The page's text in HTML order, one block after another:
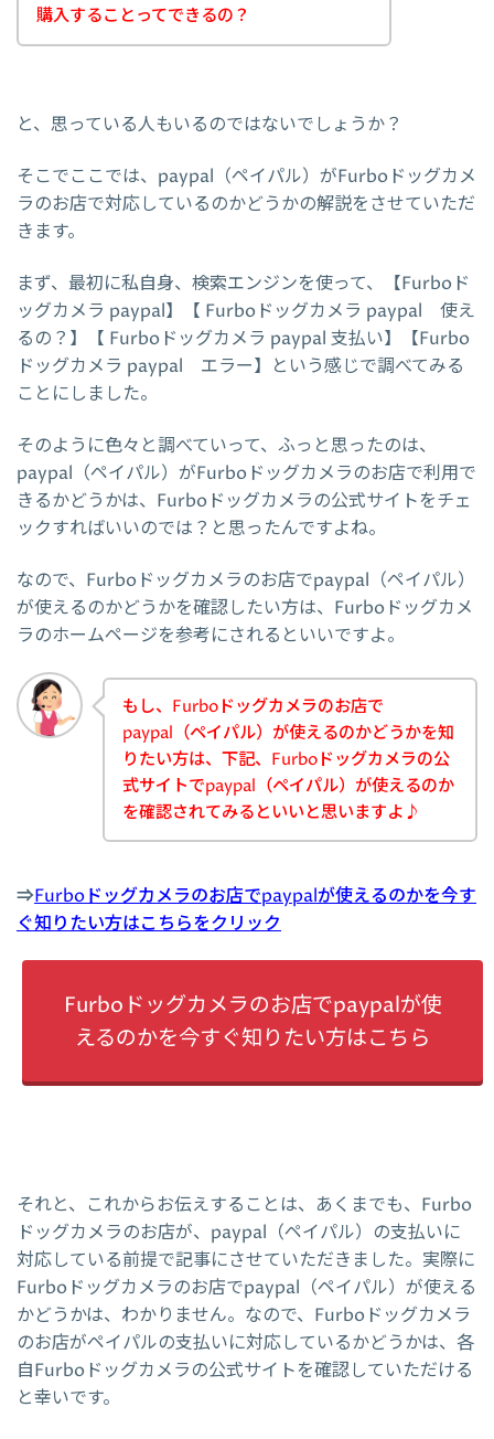
購入することってできるの？
と、思っている人もいるのではないでしょうか？
そこでここでは、paypal（ペイパル）がFurboドッグカメ
ラのお店で対応しているのかどうかの解説をさせていただ
きます。
まず、最初に私自身、検索エンジンを使って、【Furboド
ッグカメラ paypal】【 Furboドッグカメラ paypal 使え
るの？】【 Furboドッグカメラ paypal 支払い】【Furbo
ドッグカメラ paypal エラー】という感じで調べてみる
ことにしました。
そのように色々と調べていって、ふっと思ったのは、
paypal（ペイパル）がFurboドッグカメラのお店で利用で
きるかどうかは、Furboドッグカメラの公式サイトをチェ
ックすればいいのでは？と思ったんですよね。
なので、Furboドッグカメラのお店でpaypal（ペイパル）
が使えるのかどうかを確認したい方は、Furboドッグカメ
ラのホームページを参考にされるといいですよ。
もし、Furboドッグカメラのお店で
paypal（ペイパル）が使えるのかどうかを知
りたい方は、下記、Furboドッグカメラの公
式サイトでpaypal（ペイパル）が使えるのか
を確認されてみるといいと思いますよ♪
⇒Furboドッグカメラのお店でpaypalが使えるのかを今す
ぐ知りたい方はこちらをクリック
Furboドッグカメラのお店でpaypalが使
えるのかを今すぐ知りたい方はこちら
それと、これからお伝えすることは、あくまでも、Furbo
ドッグカメラのお店が、paypal（ペイパル）の支払いに
対応している前提で記事にさせていただきました。実際に
Furboドッグカメラのお店でpaypal（ペイパル）が使える
かどうかは、わかりません。なので、Furboドッグカメラ
のお店がペイパルの支払いに対応しているかどうかは、各
自Furboドッグカメラの公式サイトを確認していただける
と幸いです。